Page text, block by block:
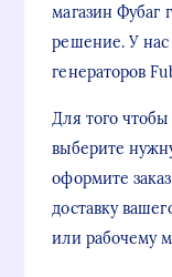
магазин Фубаг
решение. У
генераторов
Для того чтобы
выберите
оформите
доставку
или рабочему